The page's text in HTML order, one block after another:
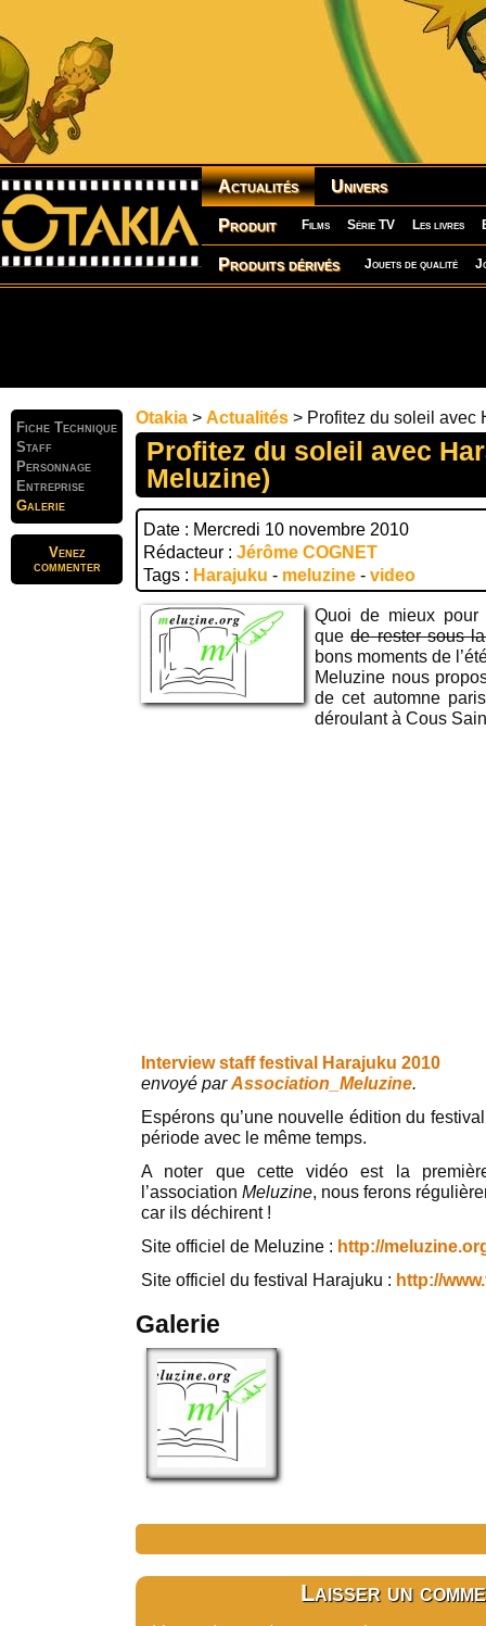
Actualités Univers
Produit Films Série TV Les livres
Produits dérivés Jouets de qualité
Fiche Technique
Staff
Personnage
Entreprise
Galerie
Venez
commenter
Otakia > Actualités > Profitez du soleil avec
Profitez du soleil avec
Meluzine)
Date : Mercredi 10 novembre 2010
Rédacteur : Jérôme COGNET
Tags : Harajuku - meluzine - video
Quoi de mieux pour
quede rester sous
bons moments de
Meluzine nous
de cet automne
déroulant à Cous
Interview staff festival Harajuku 2010
envoyé parAssociation_Meluzine.
Espérons qu’une nouvelle édition du
période avec le même temps.
A noter que cette vidéo est la
l’associationMeluzine, nous ferons
car ils déchirent !
Site officiel de Meluzine : http://
Site officiel du festival Harajuku : http://
Galerie
Laisser un